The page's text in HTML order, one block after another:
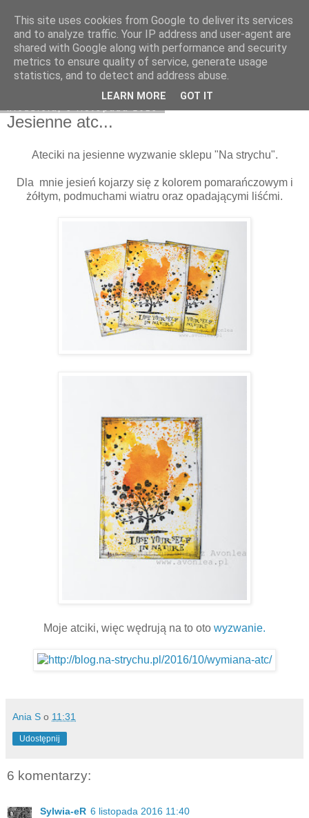
Natchnienia z Avonlea
Jesienne atc...
Ateciki na jesienne wyzwanie sklepu "Na strychu".
Dla mnie jesień kojarzy się z kolorem pomarańczowym i
żółtym, podmuchami wiatru oraz opadającymi liśćmi.
Moje atciki, więc wędrują na to oto wyzwanie.
Ania S o 11:31
Udostępnij
6 komentarzy:
Sylwia-eR 6 listopada 2016 11:40
This site uses cookies from Google to deliver its services
and to analyze traffic. Your IP address and user-agent are
shared with Google along with performance and security
metrics to ensure quality of service, generate usage
statistics, and to detect and address abuse.
LEARN MORE GOT IT